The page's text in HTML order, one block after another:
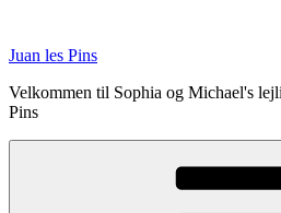
indhold
Juan les Pins
Velkommen til Sophia og Michael's
Pins